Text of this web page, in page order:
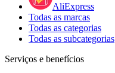
AliExpress
Todas as marcas
Todas as categorias
Todas as subcategorias
Serviços e benefícios